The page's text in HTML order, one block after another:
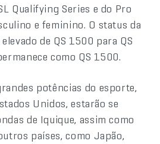
Qualifying Series e do Pro
e feminino. O status da
de QS 1500 para QS
como QS 1500.
potências do esporte,
Unidos, estarão se
de Iquique, assim como
países, como Japão,